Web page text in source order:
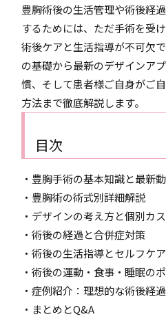
豊胸術後の生活管理や術後経
するためには、ただ手術を受
術後ケアと生活指導が不可欠
の基礎から最新のデザインア
慣、そして患者様ご自身がご
方法まで徹底解説します。
目次
・豊胸手術の基本知識と最新
・豊胸術の術式別詳細解説
・デザインの考え方と個別カ
・術後の経過と合併症対策
・術後の生活指導とセルフケ
・術後の運動・食事・睡眠の
・症例紹介：理想的な術後経
・まとめとQ&A